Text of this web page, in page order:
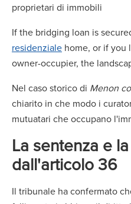
proprietari di immobili
If the bridging loan is
residenziale home, or if you
owner-occupier, the
Nel caso storico di Menon
chiarito in che modo i
mutuatari che occupano
La sentenza e
dall'articolo 36
Il tribunale ha confermato